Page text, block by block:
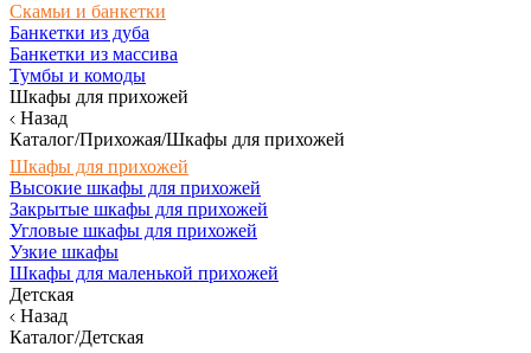
Скамьи и банкетки
Банкетки из дуба
Банкетки из массива
Тумбы и комоды
Шкафы для прихожей
Назад
Каталог/Прихожая/Шкафы для прихожей
Шкафы для прихожей
Высокие шкафы для прихожей
Закрытые шкафы для прихожей
Угловые шкафы для прихожей
Узкие шкафы
Шкафы для маленькой прихожей
Детская
Назад
Каталог/Детская